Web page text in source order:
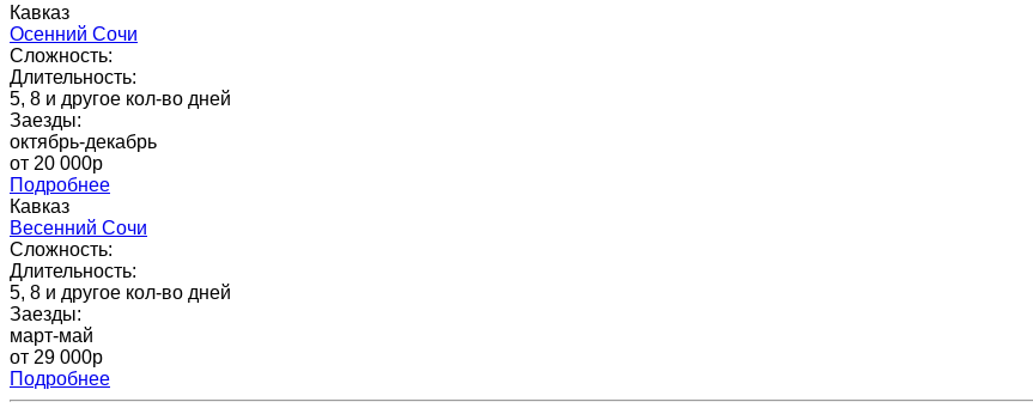
Кавказ
Осенний Сочи
Сложность:
Длительность:
5, 8 и другое кол-во дней
Заезды:
октябрь-декабрь
от 20 000p
Подробнее
Кавказ
Весенний Сочи
Сложность:
Длительность:
5, 8 и другое кол-во дней
Заезды:
март-май
от 29 000p
Подробнее